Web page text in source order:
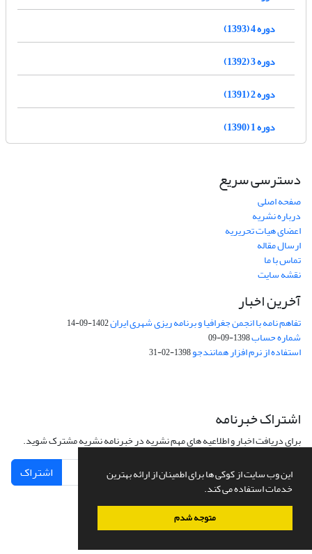
این وب سایت از کوکی ها برای اطمینان از ارائه بهترین
خدمات استفاده می کند.
متوجه شدم
دوره 4 (1393)
دوره 3 (1392)
دوره 2 (1391)
دوره 1 (1390)
دسترسی سریع
صفحه اصلی
درباره نشریه
اعضای هیات تحریریه
ارسال مقاله
تماس با ما
نقشه سایت
آخرین اخبار
تفاهم نامه با انجمن جغرافیا و برنامه ریزی شهری ایران1402-09-14
شماره حساب1398-09-09
استفاده از نرم افزار همانندجو1398-02-31
اشتراک خبرنامه
برای دریافت اخبار و اطلاعیه های مهم نشریه در خبرنامه نشریه مشترک شوید.
اشتراک
سامانه مدیریت نشریات علمی.طراحی و پیاده سازی ازسیناوب